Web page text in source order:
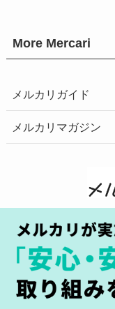
More Mercari
メルカリガイド
メルカリマガジン
お問い合わせ 安心
障害